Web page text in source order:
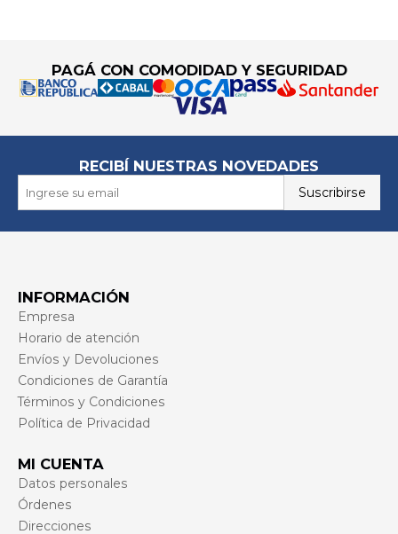
PAGÁ CON COMODIDAD Y SEGURIDAD
RECIBÍ NUESTRAS NOVEDADES
Suscribirse
INFORMACIÓN
Empresa
Horario de atención
Envíos y Devoluciones
Condiciones de Garantía
Términos y Condiciones
Política de Privacidad
MI CUENTA
Datos personales
Órdenes
Direcciones